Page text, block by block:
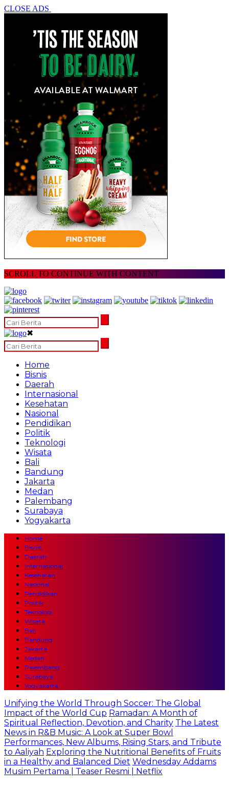
CLOSE ADS
SCROLL TO CONTINUE WITH CONTENT
✖
Home
Bisnis
Daerah
Internasional
Kesehatan
Nasional
Pendidikan
Politik
Teknologi
Wisata
Bali
Bandung
Jakarta
Medan
Palembang
Surabaya
Yogyakarta
Home
Bisnis
Daerah
Internasional
Kesehatan
Nasional
Pendidikan
Politik
Teknologi
Wisata
Bali
Bandung
Jakarta
Medan
Palembang
Surabaya
Yogyakarta
Unifying the World Through Soccer: The Global
Impact of the World Cup Ramadan: A Month of
Spiritual Reflection, Devotion, and Charity The Latest
News in R&B Music: A Look at Super Bowl
Performances, New Albums, Rising Stars, and Tribute
to Aaliyah Exploring the Nutritional Benefits of Fruits
in a Healthy and Balanced Diet Wednesday Addams
Musim Pertama | Teaser Resmi | Netflix